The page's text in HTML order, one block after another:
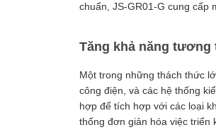
chuẩn, JS-GR01-G cung cấp
Tăng khả năng tương
Một trong những thách thức
công điện, và các hệ thống
hợp để tích hợp với các loại
thống đơn giản hóa việc triển